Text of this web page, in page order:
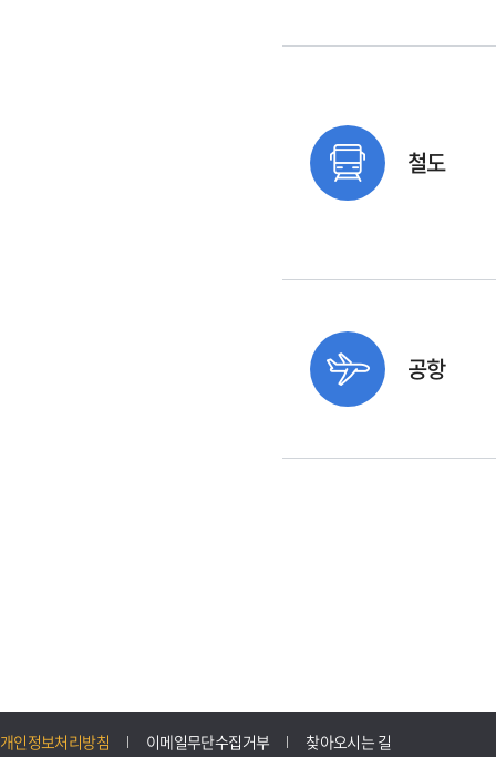
철도
공항
개인정보처리방침 이메일무단수집거부 찾아오시는 길